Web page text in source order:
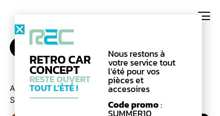
Accueil/Pièce d'Origine /Liaison au sol
Stabilisatrice/ Kit silentbloc
RETRO CAR
CONCEPT
RESTE OUVERT
TOUT L'ÉTÉ !
Nous restons à
votre service tout
l’été pour vos
pièces et
accesoires
Code promo: